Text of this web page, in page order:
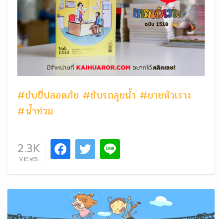
#ขับขี่ปลอดภัย #ขับรถลุยน้ำ #ขายหัวเราะ
#น้ำท่วม
VIEWS
2.3K